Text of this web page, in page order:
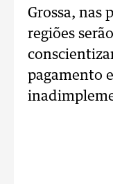
Grossa, nas
regiões
pagamento